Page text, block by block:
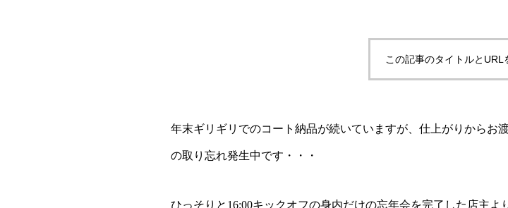
この記事のタイトルとURL
年末ギリギリでのコート納品が続いていますが、仕上がりからお
の取り忘れ発生中です・・・
ひっそりと16:00キックオフの身内だけの忘年会を完了した店主よ